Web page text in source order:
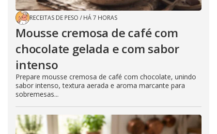
RECEITAS DE PESO / HÁ 7 HORAS
Mousse cremosa de café com
chocolate gelada e com sabor
intenso
Prepare mousse cremosa de café com chocolate, unindo
sabor intenso, textura aerada e aroma marcante para
sobremesas...